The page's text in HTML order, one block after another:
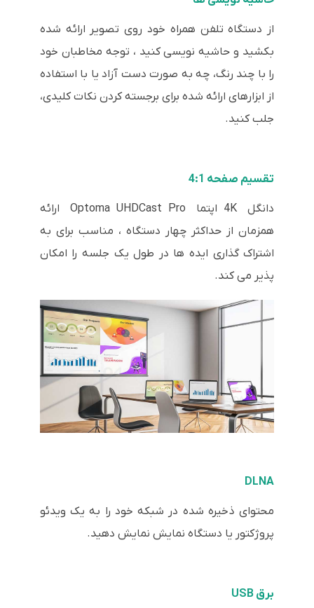
از دستگاه تلفن همراه خود روی تصویر ارائه شده
بکشید و حاشیه نویسی کنید ، توجه مخاطبان خود
را با چند رنگ، چه به صورت دست آزاد یا با استفاده
از ابزارهای ارائه شده برای برجسته کردن نکات کلیدی،
جلب کنید.
تقسیم صفحه 4:1
دانگل 4K اپتما Optoma UHDCast Pro ارائه
همزمان از حداکثر چهار دستگاه ، مناسب برای به
اشتراک گذاری ایده ها در طول یک جلسه را امکان
پذیر می کند.
DLNA
محتوای ذخیره شده در شبکه خود را به یک ویدئو
پروژکتور یا دستگاه نمایش نمایش دهید.
برق USB